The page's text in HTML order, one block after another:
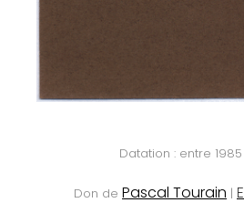
Datation : entre
Don de Pascal Tourain |